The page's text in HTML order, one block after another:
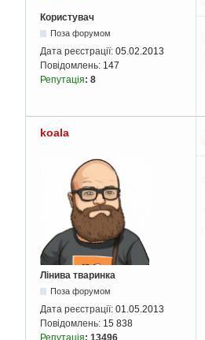
Користувач
Поза форумом
Дата реєстрації: 05.02.2013
Повідомлень: 147
Репутація: 8
koala
Лінива тваринка
Поза форумом
Дата реєстрації: 01.05.2013
Повідомлень: 15 838
Репутація: 13496